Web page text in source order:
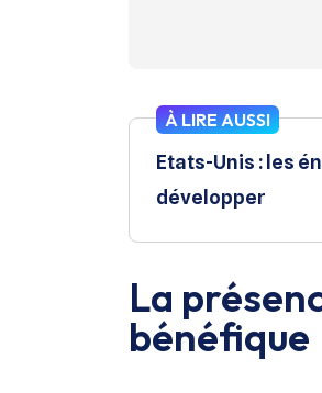
À LIRE AUSSI
Etats-Unis : les
développer
La
bénéfique